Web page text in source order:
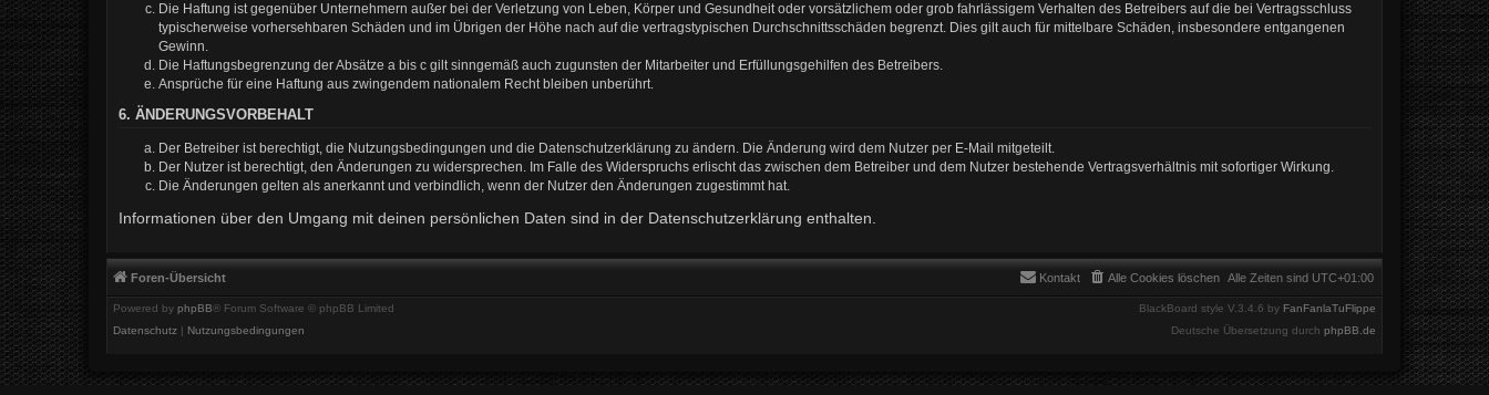
Die Haftung ist gegenüber Unternehmern außer bei der Verletzung von Leben, Körper und Gesundheit oder vorsätzlichem oder grob fahrlässigem Verhalten des Betreibers auf die bei Vertragsschluss
typischerweise vorhersehbaren Schäden und im Übrigen der Höhe nach auf die vertragstypischen Durchschnittsschäden begrenzt. Dies gilt auch für mittelbare Schäden, insbesondere entgangenen
Gewinn.
Die Haftungsbegrenzung der Absätze a bis c gilt sinngemäß auch zugunsten der Mitarbeiter und Erfüllungsgehilfen des Betreibers.
Ansprüche für eine Haftung aus zwingendem nationalem Recht bleiben unberührt.
6. ÄNDERUNGSVORBEHALT
Der Betreiber ist berechtigt, die Nutzungsbedingungen und die Datenschutzerklärung zu ändern. Die Änderung wird dem Nutzer per E-Mail mitgeteilt.
Der Nutzer ist berechtigt, den Änderungen zu widersprechen. Im Falle des Widerspruchs erlischt das zwischen dem Betreiber und dem Nutzer bestehende Vertragsverhältnis mit sofortiger Wirkung.
Die Änderungen gelten als anerkannt und verbindlich, wenn der Nutzer den Änderungen zugestimmt hat.
Informationen über den Umgang mit deinen persönlichen Daten sind in der Datenschutzerklärung enthalten.
Foren-Übersicht Alle Zeiten sind UTC+01:00
Alle Cookies löschen
Kontakt
Powered by phpBB® Forum Software © phpBB Limited BlackBoard style V.3.4.6 by FanFanlaTuFlippe
Deutsche Übersetzung durch phpBB.de
Datenschutz | Nutzungsbedingungen